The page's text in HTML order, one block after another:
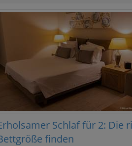
Schlaf für 2: Die
finden